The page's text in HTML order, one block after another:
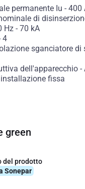
permanente Iu - 400
di
Hz - 70 kA
4
sganciatore di
dell'apparecchio-
fissa
green
del prodotto
Sonepar